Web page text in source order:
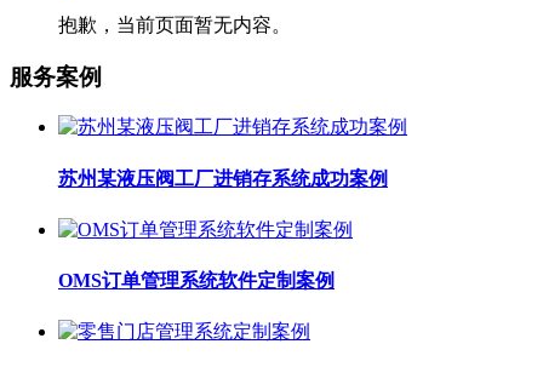
抱歉，当前页面暂无内容。
服务案例
苏州某液压阀工厂进销存系统成功案例
OMS订单管理系统软件定制案例